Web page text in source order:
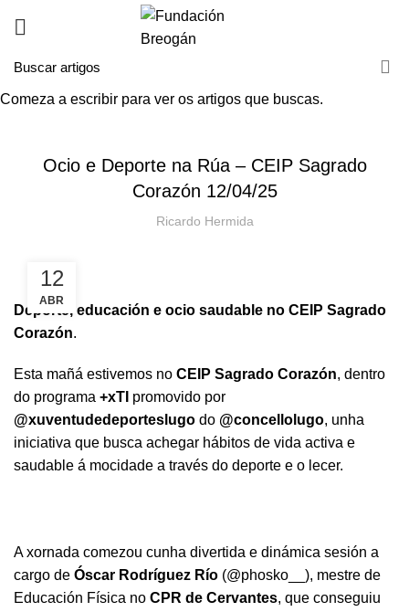
HOME NOVAS
Ocio e Deporte na Rúa – CEIP Sagrado
Corazón 12/04/25
Ricardo Hermida
12
ABR
Deporte, educación e ocio saudable no CEIP Sagrado
Corazón.
Esta mañá estivemos no CEIP Sagrado Corazón, dentro
do programa +xTI promovido por
@xuventudedeporteslugo do @concellolugo, unha
iniciativa que busca achegar hábitos de vida activa e
saudable á mocidade a través do deporte e o lecer.
A xornada comezou cunha divertida e dinámica sesión a
cargo de Óscar Rodríguez Río (@phosko__), mestre de
Educación Física no CPR de Cervantes, que conseguiu
Comeza a escribir para ver os artigos que buscas.